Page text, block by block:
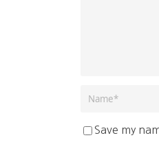
Save my